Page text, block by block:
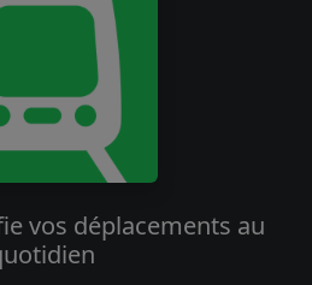
vos déplacements au